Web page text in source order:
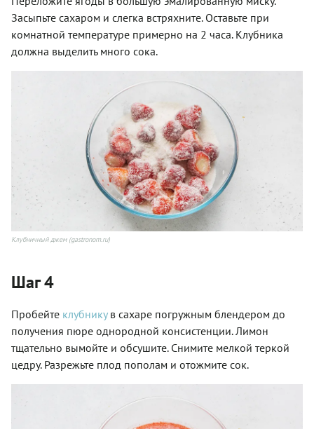
Засыпьте сахаром и слегка встряхните. Оставьте при
комнатной температуре примерно на 2 часа. Клубника
должна выделить много сока.
Клубничный джем (gastronom.ru)
Шаг 4
Пробейте клубникув сахаре погружным блендером до
получения пюре однородной консистенции. Лимон
тщательно вымойте и обсушите. Снимите мелкой теркой
цедру. Разрежьте плод пополам и отожмите сок.